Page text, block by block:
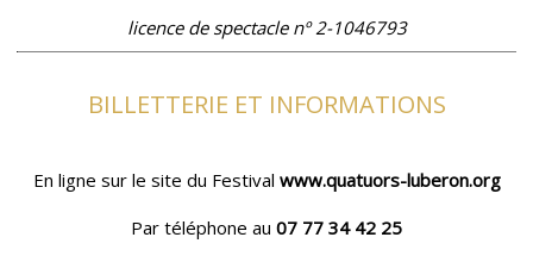
licence de spectacle nº 2-1046793
BILLETTERIE ET INFORMATIONS
En ligne sur le site du Festival www.quatuors-luberon.org
Par téléphone au 07 77 34 42 25